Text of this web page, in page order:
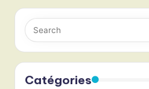
Catégories